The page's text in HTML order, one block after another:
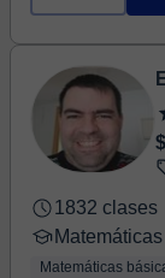
1832 clases
Matemáticas
Matemáticas